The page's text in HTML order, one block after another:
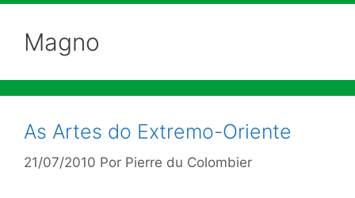
Magno
As Artes do Extremo-Oriente
21/07/2010 Por Pierre du Colombier